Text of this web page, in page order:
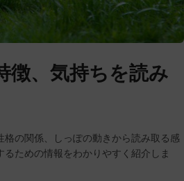
徴、気持ちを読み
の関係、しっぽの動きから読み取る感
ための情報をわかりやすく紹介しま